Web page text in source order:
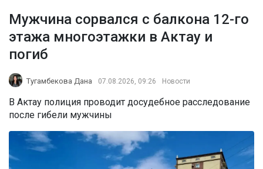
Мужчина сорвался с балкона 12-го
этажа многоэтажки в Актау и
погиб
Тугамбекова Дана 07.08.2026, 09:26 Новости
В Актау полиция проводит досудебное расследование
после гибели мужчины